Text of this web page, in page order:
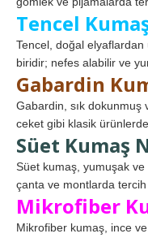
Tencel
Tencel, doğal
biridir; nefes alabilir ve
Gabardin
Gabardin, sık dokunmuş
ceket gibi klasik ürünlerde
Süet Kumaş
Süet kumaş, yumuşak ve
çanta ve montlarda tercih
Mikrofiber
Mikrofiber kumaş, ince